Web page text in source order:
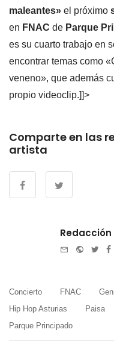
maleantes» el próximo
en FNAC de Parque
es su cuarto trabajo en
encontrar temas como
veneno», que además
propio videoclip.]]>
Comparte en las
artista
Redacción
Website
Concierto FNAC
Hip Hop Asturias
Paisa
Parque Principado